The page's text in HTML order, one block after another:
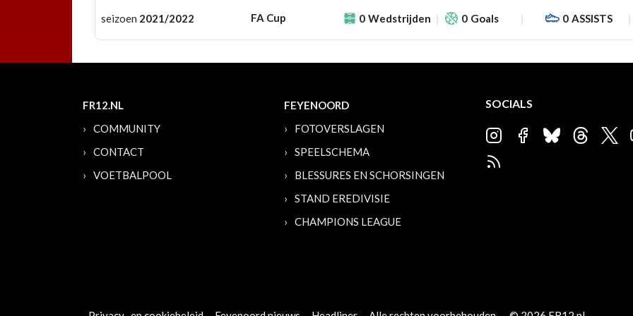
seizoen 2021/2022 FA Cup 0 Wedstrijden 0 Goals 0 ASSISTS
FR12.NL
COMMUNITY
CONTACT
VOETBALPOOL
FEYENOORD
FOTOVERSLAGEN
SPEELSCHEMA
BLESSURES EN SCHORSINGEN
STAND EREDIVISIE
CHAMPIONS LEAGUE
SOCIALS